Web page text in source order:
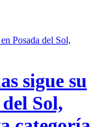
sigue su
Sol,